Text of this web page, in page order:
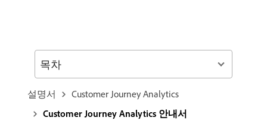
설명서
Customer Journey Analytics
Customer Journey Analytics 안내서
목차